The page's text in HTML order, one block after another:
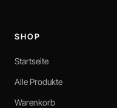
SHOP
Startseite
Alle Produkte
Warenkorb